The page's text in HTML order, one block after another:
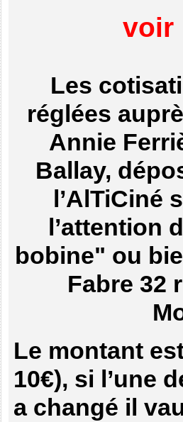
voir
Les
réglées
Annie
Ballay,
l’AlTiCiné
l’attention
bobine" ou
Fabre 32
Le montant
10€), si l’une
a changé il